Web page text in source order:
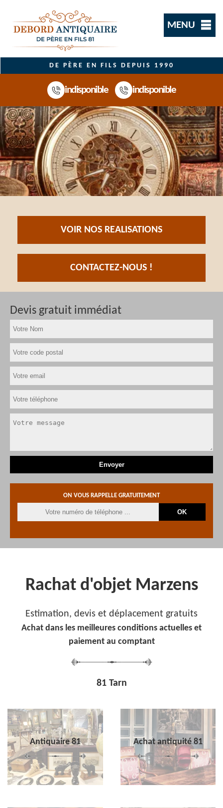
MENU
DE PÈRE EN FILS DEPUIS 1990
indisponible indisponible
VOIR NOS REALISATIONS
CONTACTEZ-NOUS !
Devis gratuit immédiat
ON VOUS RAPPELLE GRATUITEMENT
Rachat d'objet Marzens
Estimation, devis et déplacement gratuits
Achat dans les meilleures conditions actuelles et
paiement au comptant
81 Tarn
Antiquaire 81 Achat antiquité 81